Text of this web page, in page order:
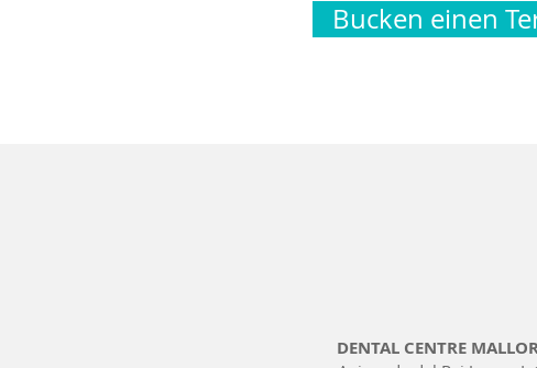
Bucken einen
DENTAL CENTRE